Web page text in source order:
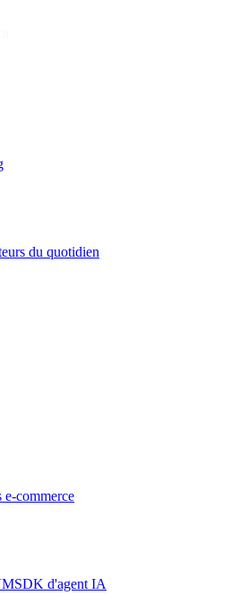
du quotidien
e-commerce
SDK d'agent IA